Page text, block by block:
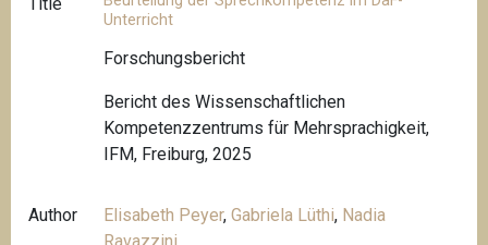
Unterricht
Forschungsbericht
Bericht des Wissenschaftlichen
Kompetenzzentrums für Mehrsprachigkeit,
IFM, Freiburg, 2025
Author Elisabeth Peyer,Gabriela Lüthi, Nadia